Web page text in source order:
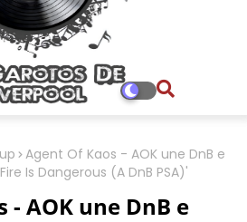
Agent Of Kaos - AOK une DnB e
Is Dangerous (A DnB PSA)'
- AOK une DnB e